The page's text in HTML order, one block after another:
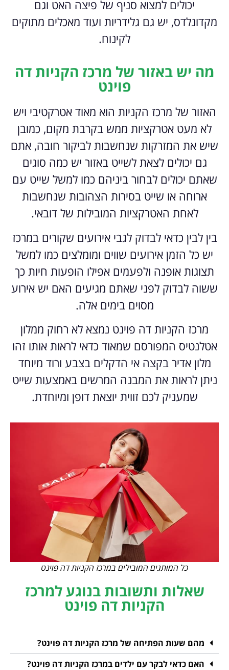
יכולים למצוא סניף של פיצה האט וגם
מקדונלדס, יש גם גלידריות ועוד מאכלים מתוקים
לקינוח.
מה יש באזור של מרכז הקניות דה
פוינט
האזור של מרכז הקניות הוא מאוד אטרקטיבי ויש
לא מעט אטרקציות ממש בקרבת מקום, כמובן
שיש את המזרקות שנחשבות לביקור חובה, אתם
גם יכולים לצאת לשייט באזור יש כמה סוגים
שאתם יכולים לבחור ביניהם כמו למשל שייט עם
ארוחה או שייט בסירות הצהובות שנחשבות
לאחת האטרקציות המובילות של דובאי.
בין לבין כדאי לבדוק לגבי אירועים שקורים במרכז
יש כל הזמן אירועים שווים ומומלצים כמו למשל
תצוגות אופנה ולפעמים אפילו הופעות חיות כך
ששוה לבדוק לפני שאתם מגיעים האם יש אירוע
מסוים בימים אלה.
מרכז הקניות דה פוינט נמצא לא רחוק ממלון
אטלנטיס המפורסם שמאוד כדאי לראות אותו זהו
מלון אדיר בקצה אי הדקלים בצבע ורוד מיוחד
ניתן לראות את המבנה המרשים באמצעות שייט
שמעניק לכם זווית יוצאת דופן ומיוחדת.
כל המותגים המובילים במרכז הקניות דה פוינט
שאלות ותשובות בנוגע למרכז
הקניות דה פוינט
מהם שעות הפתיחה של מרכז הקניות דה פוינט?
האם כדאי לבקר עם ילדים במרכז הקניות דה פוינט?